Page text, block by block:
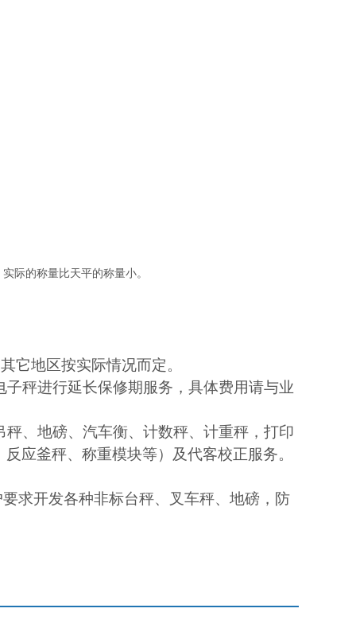
实际的称量比天平的称量小。
它地区按实际情况而定。
秤进行延长保修期服务，具体费用请与业
、地磅、汽车衡、计数秤、计重秤，打印
应釜秤、称重模块等）及代客校正服务。
求开发各种非标台秤、叉车秤、地磅，防